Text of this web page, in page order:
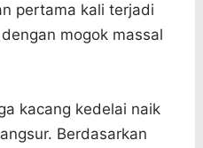
pertama kali terjadi
mogok massal
kacang kedelai naik
Berdasarkan